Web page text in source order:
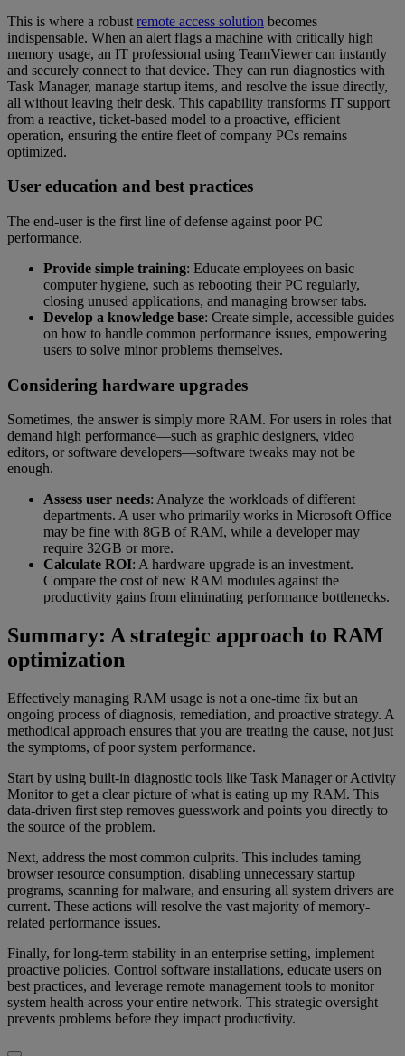
This is where a robust remote access solution becomes
indispensable. When an alert flags a machine with critically high
memory usage, an IT professional using TeamViewer can instantly
and securely connect to that device. They can run diagnostics with
Task Manager, manage startup items, and resolve the issue directly,
all without leaving their desk. This capability transforms IT support
from a reactive, ticket-based model to a proactive, efficient
operation, ensuring the entire fleet of company PCs remains
optimized.
User education and best practices
The end-user is the first line of defense against poor PC
performance.
Provide simple training: Educate employees on basic
computer hygiene, such as rebooting their PC regularly,
closing unused applications, and managing browser tabs.
Develop a knowledge base: Create simple, accessible guides
on how to handle common performance issues, empowering
users to solve minor problems themselves.
Considering hardware upgrades
Sometimes, the answer is simply more RAM. For users in roles that
demand high performance—such as graphic designers, video
editors, or software developers—software tweaks may not be
enough.
Assess user needs: Analyze the workloads of different
departments. A user who primarily works in Microsoft Office
may be fine with 8GB of RAM, while a developer may
require 32GB or more.
Calculate ROI: A hardware upgrade is an investment.
Compare the cost of new RAM modules against the
productivity gains from eliminating performance bottlenecks.
Summary: A strategic approach to RAM
optimization
Effectively managing RAM usage is not a one-time fix but an
ongoing process of diagnosis, remediation, and proactive strategy. A
methodical approach ensures that you are treating the cause, not just
the symptoms, of poor system performance.
Start by using built-in diagnostic tools like Task Manager or Activity
Monitor to get a clear picture of what is eating up my RAM. This
data-driven first step removes guesswork and points you directly to
the source of the problem.
Next, address the most common culprits. This includes taming
browser resource consumption, disabling unnecessary startup
programs, scanning for malware, and ensuring all system drivers are
current. These actions will resolve the vast majority of memory-
related performance issues.
Finally, for long-term stability in an enterprise setting, implement
proactive policies. Control software installations, educate users on
best practices, and leverage remote management tools to monitor
system health across your entire network. This strategic oversight
prevents problems before they impact productivity.